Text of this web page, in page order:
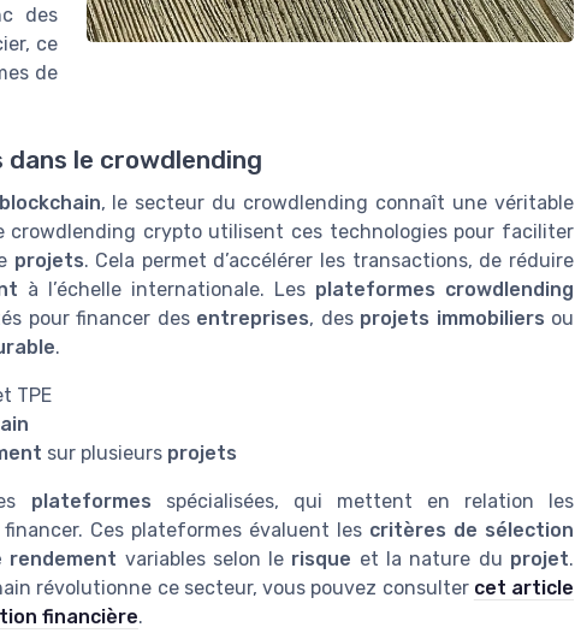
des
ce
de
dans le crowdlending
blockchain, le secteur du crowdlending connaît une véritable
crowdlending crypto utilisent ces technologies pour faciliter
projets. Cela permet d’accélérer les transactions, de réduire
à l’échelle internationale. Les plateformes crowdlending
pour financer des entreprises, des projets immobiliers ou
.
TPE
sur plusieurs projets
plateformes spécialisées, qui mettent en relation les
financer. Ces plateformes évaluent les critères de sélection
rendement variables selon le risque et la nature du projet.
révolutionne ce secteur, vous pouvez consulter cet article
financière.